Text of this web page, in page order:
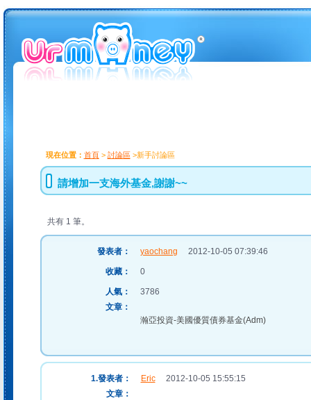
現在位置： 首頁> 討論區>新手討論區
請增加一支海外基金,謝謝~~
共有 1 筆。
發表者： yaochang 2012-10-05 07:39:46
收藏： 0
人氣：
3786
文章：
瀚亞投資-美國優質債券基金(Adm)
1.發表者： Eric2012-10-05 15:55:15
文章：